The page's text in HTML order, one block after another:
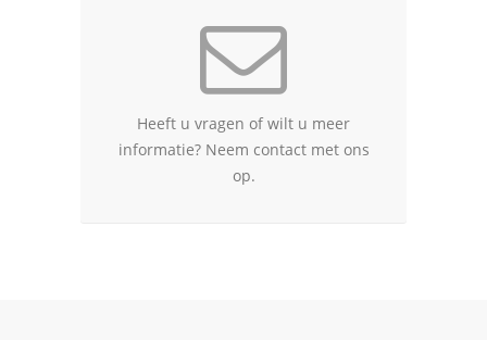
Heeft u vragen of wilt u meer
informatie? Neem contact met ons
op.